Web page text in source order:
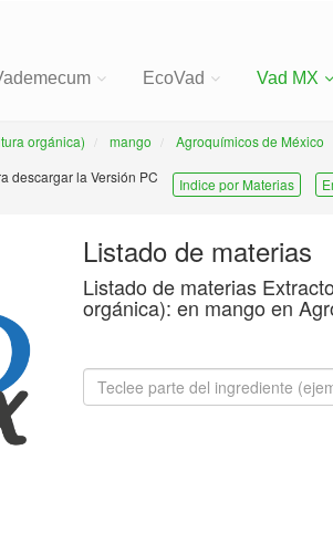
EcoVad Vad MX
orgánica) mango
Agroquímicos de México
descargar la Versión PC
Indice por Materias
Listado de materias
Listado de materias
orgánica): en mango en